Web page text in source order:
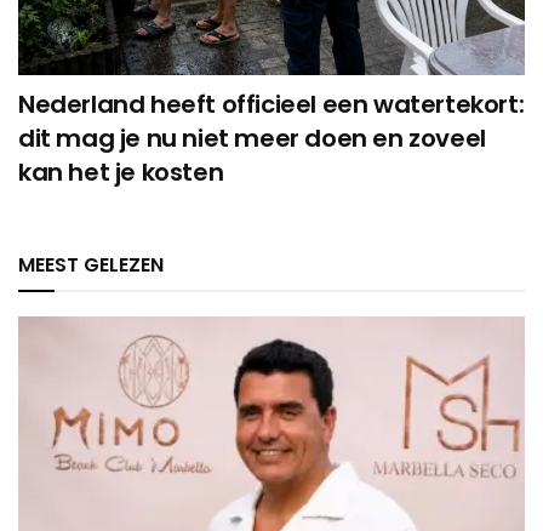
Nederland heeft officieel een watertekort:
dit mag je nu niet meer doen en zoveel
kan het je kosten
MEEST GELEZEN